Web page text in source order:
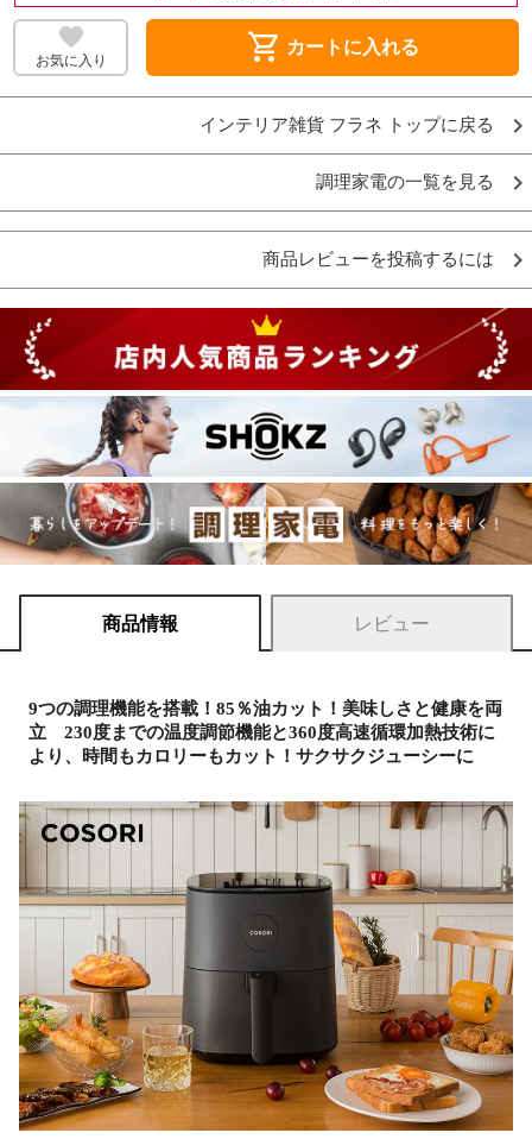
お気に入り shopping_cart カートに入れる
インテリア雑貨 フラネ トップに戻る
調理家電の一覧を見る
商品レビューを投稿するには
商品情報 レビュー
9つの調理機能を搭載！85％油カット！美味しさと健康を両
立 230度までの温度調節機能と360度高速循環加熱技術に
より、時間もカロリーもカット！サクサクジューシーに